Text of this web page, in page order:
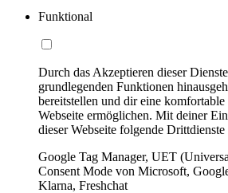
Funktional
Durch das Akzeptieren dieser
grundlegenden Funktionen
bereitstellen und dir eine
Webseite ermöglichen. Mit deiner
dieser Webseite folgende Drittdienste
Google Tag Manager, UET
Consent Mode von Microsoft,
Klarna, Freshchat